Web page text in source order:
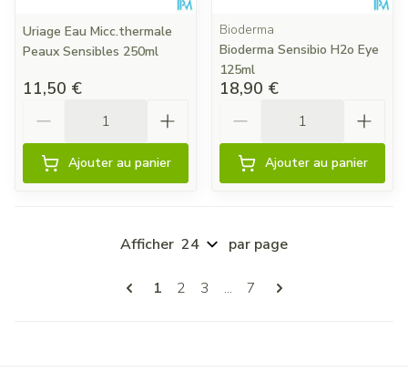
Uriage Eau Micc.thermale
Peaux Sensibles 250ml
11,50 €
Ajouter au panier
Bioderma
Bioderma Sensibio H2o Eye
125ml
18,90 €
Ajouter au panier
Pages
Vous lisez actuellement la page
1 Page
2 Page
3 ... Page
7
Afficher par page